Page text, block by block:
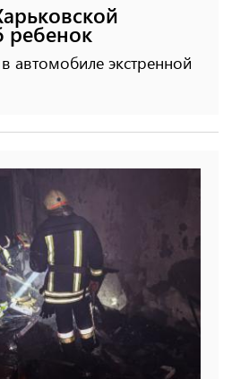
ребенок
автомобиле экстренной